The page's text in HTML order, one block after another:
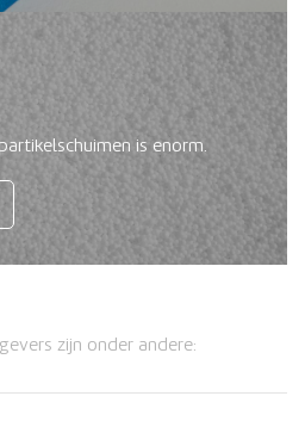
is enorm.
zijn onder andere: